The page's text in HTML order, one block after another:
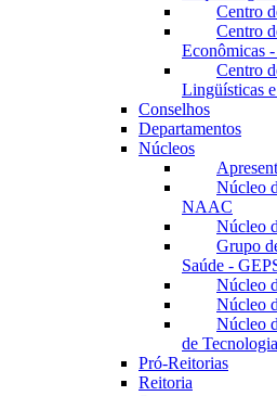
Centro
Centro
Econômicas
Centro
Lingüísticas
Conselhos
Departamentos
Núcleos
Núcleo
NAAC
Núcleo
Grupo
Saúde -
Núcleo
Núcleo
Núcleo
de
Pró-Reitorias
Reitoria